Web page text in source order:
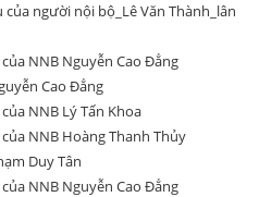
người nội bộ_Lê Văn Thành_lân
NNB Nguyễn Cao Đẳng
Cao Đẳng
NNB Lý Tấn Khoa
NNB Hoàng Thanh Thủy
Duy Tân
NNB Nguyễn Cao Đẳng